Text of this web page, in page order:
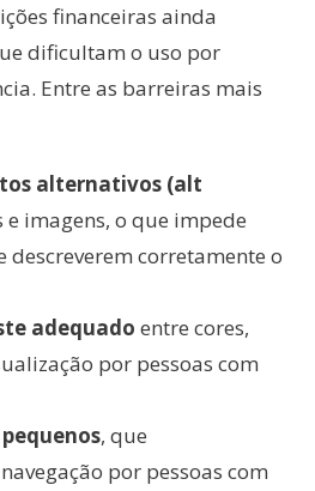
financeiras ainda
dificultam o uso por
Entre as barreiras mais
alternativos (alt
e imagens, o que impede
descreverem corretamente o
adequado entre cores,
por pessoas com
, que
por pessoas com